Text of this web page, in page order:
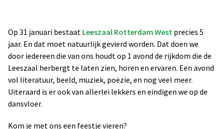
Op 31 januari bestaat Leeszaal Rotterdam West precies 5
jaar. En dat moet natuurlijk gevierd worden. Dat doen we
door iedereen die van ons houdt op 1 avond de rijkdom die de
Leeszaal herbergt te laten zien, horen en ervaren. Een avond
vol literatuur, beeld, muziek, poëzie, en nog veel meer.
Uiteraard is er ook van allerlei lekkers en eindigen we op de
dansvloer.
Kom je met ons een feestje vieren?